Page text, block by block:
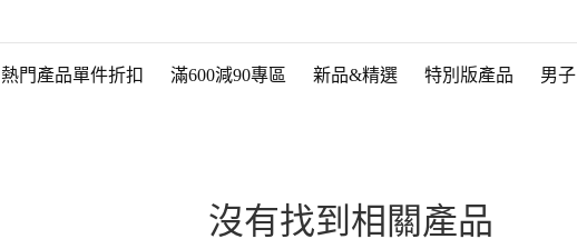
熱門產品單件折扣 滿600減90專區 新品&精選 特別版產品 男子
沒有找到相關產品